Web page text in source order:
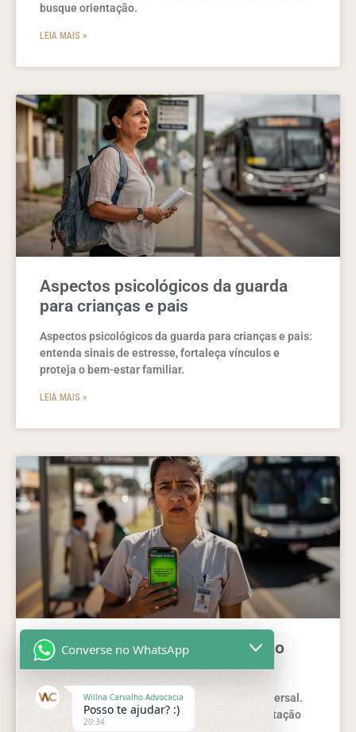
busque orientação.
LEIA MAIS »
Aspectos psicológicos da guarda
para crianças e pais
Aspectos psicológicos da guarda para crianças e pais:
entenda sinais de estresse, fortaleça vínculos e
proteja o bem-estar familiar.
LEIA MAIS »
Direitos humanos e a Declaração
Universal
Entenda direitos humanos e a Declaração Universal.
Veja princípios, direitos e como agir com orientação
Converse no WhatsApp
Willna Carvalho Advocacia
Posso te ajudar? :)
20:34